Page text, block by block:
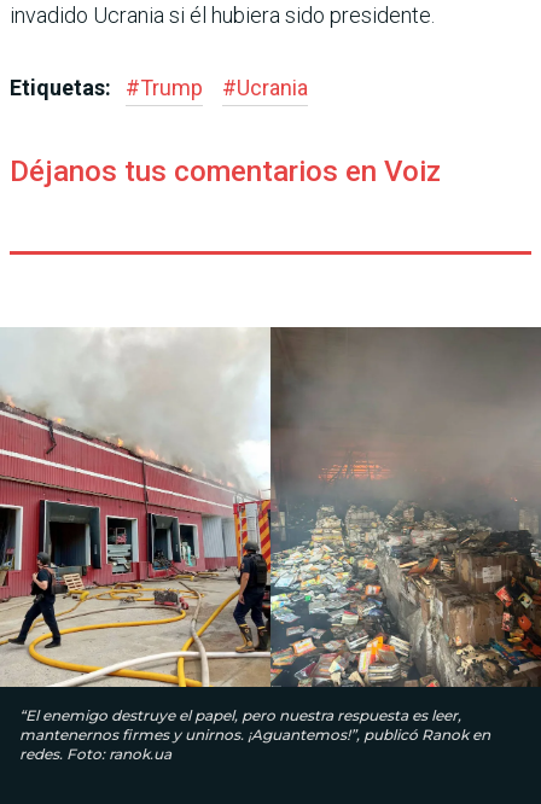
invadido Ucrania si él hubiera sido presidente.
Etiquetas: #Trump #Ucrania
Déjanos tus comentarios en Voiz
“El enemigo destruye el papel, pero nuestra respuesta es leer,
mantenernos firmes y unirnos. ¡Aguantemos!”, publicó Ranok en
redes. Foto: ranok.ua